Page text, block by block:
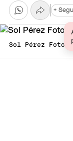
+
Sol Pérez Foto: